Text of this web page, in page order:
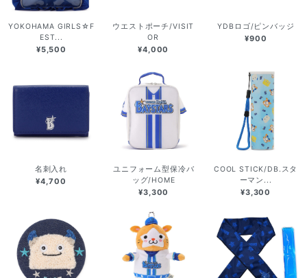
YOKOHAMA GIRLS☆F
EST...
¥5,500
ウエストポーチ/VISIT
OR
¥4,000
YDBロゴ/ピンバッジ
¥900
名刺入れ
¥4,700
ユニフォーム型保冷バ
ッグ/HOME
¥3,300
COOL STICK/DB.スタ
ーマン...
¥3,300